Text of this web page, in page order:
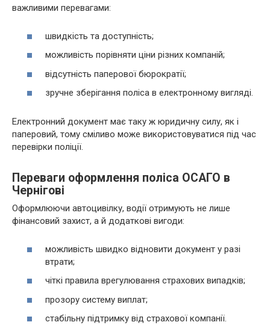
важливими перевагами:
швидкість та доступність;
можливість порівняти ціни різних компаній;
відсутність паперової бюрократії;
зручне зберігання поліса в електронному вигляді.
Електронний документ має таку ж юридичну силу, як і
паперовий, тому сміливо може використовуватися під час
перевірки поліції.
Переваги оформлення поліса ОСАГО в
Чернігові
Оформлюючи автоцивілку, водії отримують не лише
фінансовий захист, а й додаткові вигоди:
можливість швидко відновити документ у разі
втрати;
чіткі правила врегулювання страхових випадків;
прозору систему виплат;
стабільну підтримку від страхової компанії.